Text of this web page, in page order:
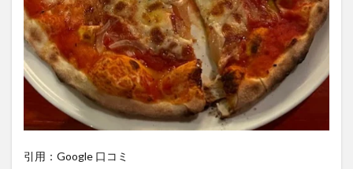
引用：Google 口コミ